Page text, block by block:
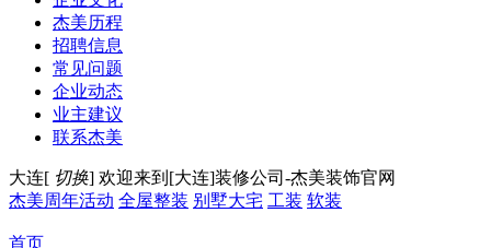
杰美历程
招聘信息
常见问题
企业动态
业主建议
联系杰美
大连[ 切换] 欢迎来到[大连]装修公司-杰美装饰官网
杰美周年活动 全屋整装 别墅大宅 工装 软装
首页